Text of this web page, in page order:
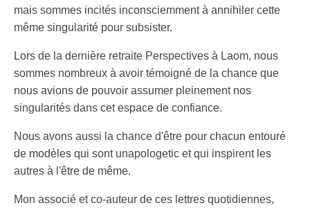
mais sommes incités inconsciemment à annihiler cette
même singularité pour subsister.
Lors de la dernière retraite Perspectives à Laom, nous
sommes nombreux à avoir témoigné de la chance que
nous avions de pouvoir assumer pleinement nos
singularités dans cet espace de confiance.
Nous avons aussi la chance d'être pour chacun entouré
de modèles qui sont unapologetic et qui inspirent les
autres à l'être de même.
Mon associé et co-auteur de ces lettres quotidiennes,